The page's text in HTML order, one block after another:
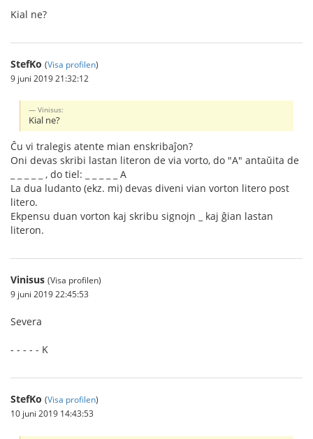
Kial ne?
StefKo (Visa profilen)
9 juni 2019 21:32:12
Vinisus:
Kial ne?
Ĉu vi tralegis atente mian enskribaĵon?
Oni devas skribi lastan literon de via vorto, do "A" antaŭita de
_ _ _ _ _ , do tiel: _ _ _ _ _ A
La dua ludanto (ekz. mi) devas diveni vian vorton litero post
litero.
Ekpensu duan vorton kaj skribu signojn _ kaj ĝian lastan
literon.
Vinisus (Visa profilen)
9 juni 2019 22:45:53
Severa
- - - - - K
StefKo (Visa profilen)
10 juni 2019 14:43:53